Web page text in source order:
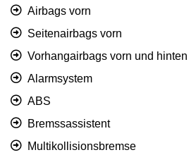
Airbags vorn
Seitenairbags vorn
Vorhangairbags vorn und hinten
Alarmsystem
ABS
Bremssassistent
Multikollisionsbremse